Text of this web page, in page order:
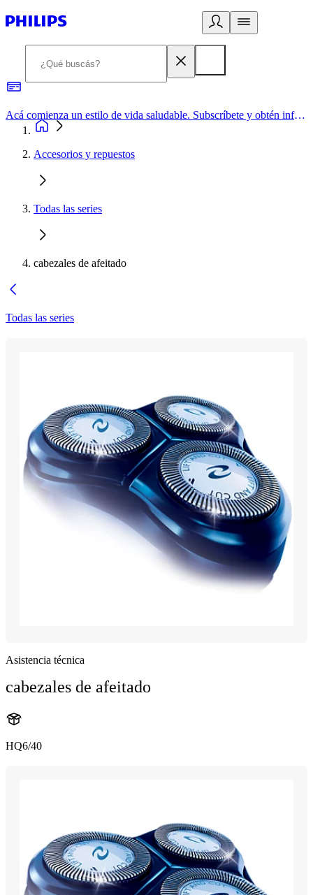
Acá comienza un estilo de vida saludable. Subscríbete y obtén información de primera mano
Accesorios y repuestos
Todas las series
cabezales de afeitado
Todas las series
Asistencia técnica
cabezales de afeitado
HQ6/40